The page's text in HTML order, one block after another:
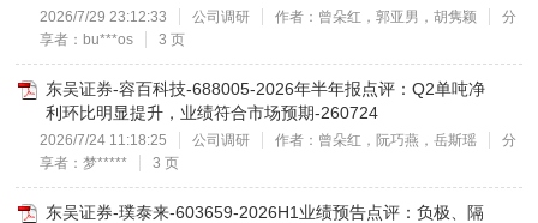
2026/7/29 23:12:33 公司调研 作者：曾朵红，郭亚男，胡隽颖
分
享者：bu***os
3 页
东吴证券-容百科技-688005-2026年半年报点评：Q2单吨净
利环比明显提升，业绩符合市场预期-260724
2026/7/24 11:18:25 公司调研 作者：曾朵红，阮巧燕，岳斯瑶
分
享者：梦*****
3 页
东吴证券-璞泰来-603659-2026H1业绩预告点评：负极、隔